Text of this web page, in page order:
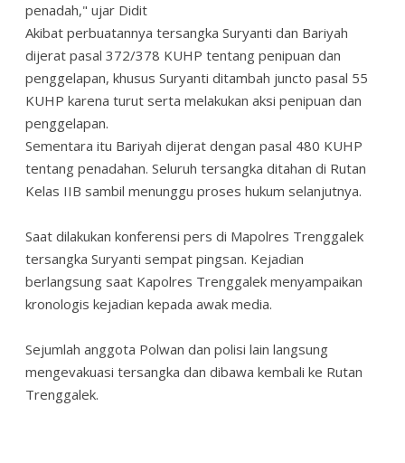
penadah," ujar Didit
Akibat perbuatannya tersangka Suryanti dan Bariyah
dijerat pasal 372/378 KUHP tentang penipuan dan
penggelapan, khusus Suryanti ditambah juncto pasal 55
KUHP karena turut serta melakukan aksi penipuan dan
penggelapan.
Sementara itu Bariyah dijerat dengan pasal 480 KUHP
tentang penadahan. Seluruh tersangka ditahan di Rutan
Kelas IIB sambil menunggu proses hukum selanjutnya.
Saat dilakukan konferensi pers di Mapolres Trenggalek
tersangka Suryanti sempat pingsan. Kejadian
berlangsung saat Kapolres Trenggalek menyampaikan
kronologis kejadian kepada awak media.
Sejumlah anggota Polwan dan polisi lain langsung
mengevakuasi tersangka dan dibawa kembali ke Rutan
Trenggalek.